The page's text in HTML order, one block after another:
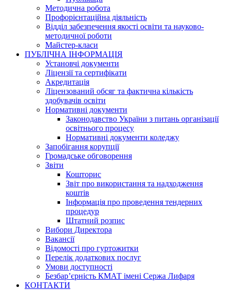
Методична робота
Профорієнтаційна діяльність
Відділ забезпечення якості освіти та науково-
методичної роботи
Майстер-класи
ПУБЛІЧНА ІНФОРМАЦІЯ
Установчі документи
Ліцензії та сертифікати
Акредитація
Ліцензований обсяг та фактична кількість
здобувачів освіти
Нормативні документи
Законодавство України з питань організації
освітнього процесу
Нормативні документи коледжу
Запобігання корупції
Громадське обговорення
Звіти
Кошторис
Звіт про використання та надходження
коштів
Інформація про проведення тендерних
процедур
Штатний розпис
Вибори Директора
Вакансії
Відомості про гуртожитки
Перелік додаткових послуг
Умови доступності
Безбар’єрність КМАТ імені Сержа Лифаря
КОНТАКТИ